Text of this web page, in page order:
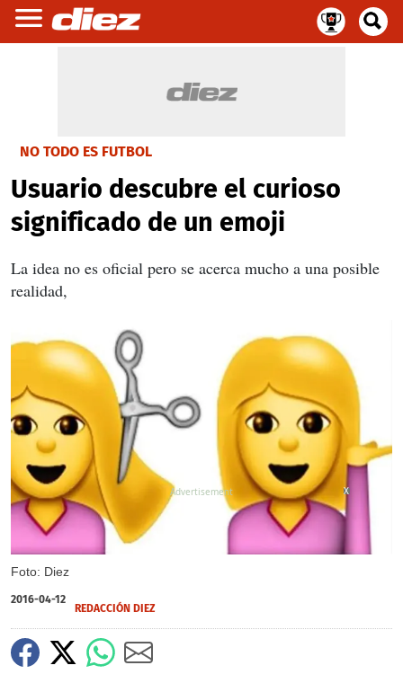
NO TODO ES FUTBOL
Usuario descubre el curioso
significado de un emoji
La idea no es oficial pero se acerca mucho a una posible
realidad,
Foto: Diez
X
2016-04-12
REDACCIÓN DIEZ